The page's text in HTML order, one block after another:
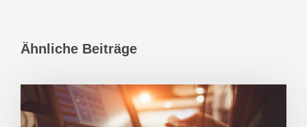
Ähnliche Beiträge